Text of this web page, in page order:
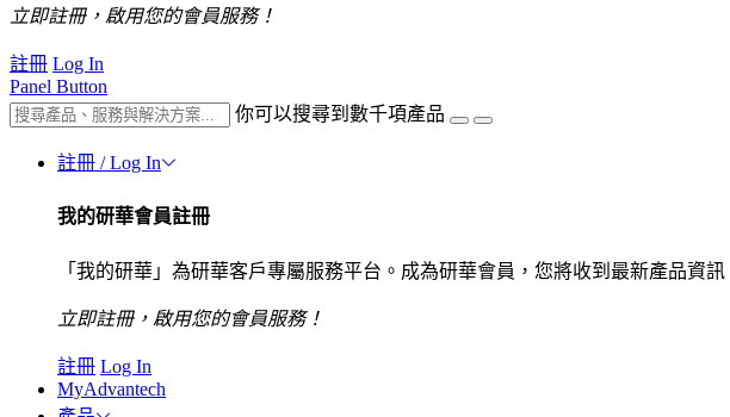
立即註冊，啟用您的會員服務！
註冊 Log In
Panel Button
你可以搜尋到數千項產品
註冊 / Log In
我的研華會員註冊
「我的研華」為研華客戶專屬服務平台。成為研華會員，您將收到最新產品資
立即註冊，啟用您的會員服務！
註冊 Log In
MyAdvantech